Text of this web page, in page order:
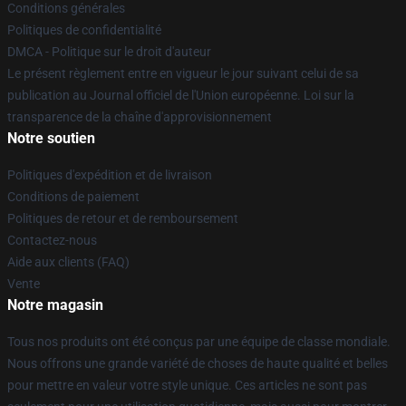
Conditions générales
Politiques de confidentialité
DMCA - Politique sur le droit d'auteur
Le présent règlement entre en vigueur le jour suivant celui de sa
publication au Journal officiel de l'Union européenne. Loi sur la
transparence de la chaîne d'approvisionnement
Notre soutien
Politiques d'expédition et de livraison
Conditions de paiement
Politiques de retour et de remboursement
Contactez-nous
Aide aux clients (FAQ)
Vente
Notre magasin
Tous nos produits ont été conçus par une équipe de classe mondiale.
Nous offrons une grande variété de choses de haute qualité et belles
pour mettre en valeur votre style unique. Ces articles ne sont pas